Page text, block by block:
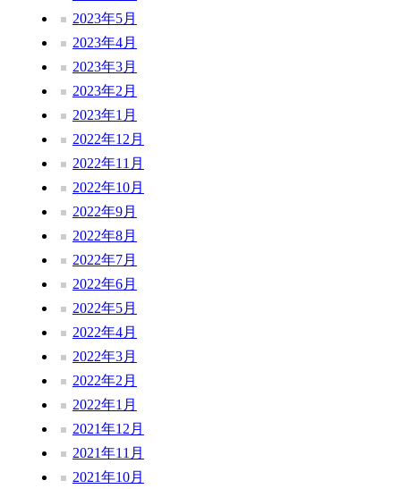
2023年5月
2023年4月
2023年3月
2023年2月
2023年1月
2022年12月
2022年11月
2022年10月
2022年9月
2022年8月
2022年7月
2022年6月
2022年5月
2022年4月
2022年3月
2022年2月
2022年1月
2021年12月
2021年11月
2021年10月